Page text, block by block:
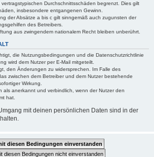
Durchschnittsschäden begrenzt. Dies gilt
insbesondere entgangenen Gewinn.
der Absätze a bis c gilt sinngemäß auch zugunsten der
des Betreibers.
aus zwingendem nationalem Recht bleiben unberührt.
die Nutzungsbedingungen und die Datenschutzrichtlinie
wird dem Nutzer per E-Mail mitgeteilt.
den Änderungen zu widersprechen. Im Falle des
zwischen dem Betreiber und dem Nutzer bestehende
Wirkung.
als anerkannt und verbindlich, wenn der Nutzer den
hat.
mit deinen persönlichen Daten sind in der